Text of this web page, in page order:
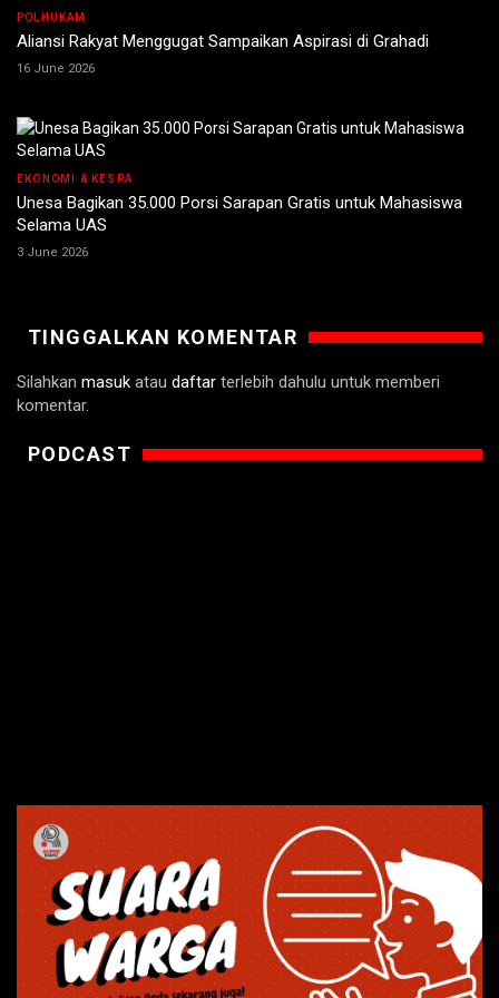
POLHUKAM
Aliansi Rakyat Menggugat Sampaikan Aspirasi di Grahadi
16 June 2026
EKONOMI & KESRA
Unesa Bagikan 35.000 Porsi Sarapan Gratis untuk Mahasiswa
Selama UAS
3 June 2026
TINGGALKAN KOMENTAR
Silahkan masuk atau daftar terlebih dahulu untuk memberi
komentar.
PODCAST